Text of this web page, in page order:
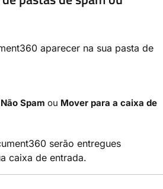
aparecer na sua pasta de
Spam ou Mover para a caixa de
serão entregues
caixa de entrada.